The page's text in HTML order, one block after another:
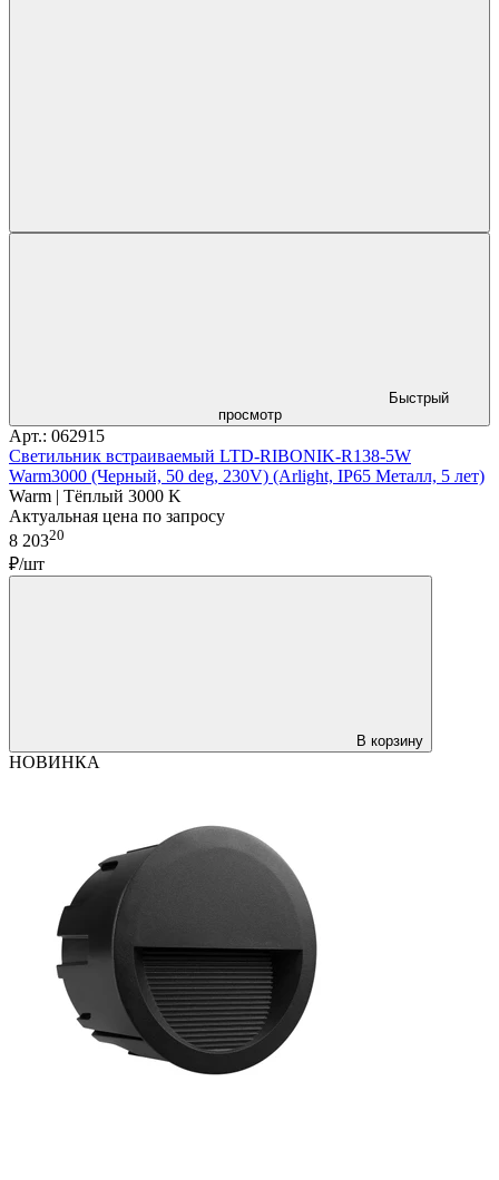
Быстрый
просмотр
Арт.: 062915
Светильник встраиваемый LTD-RIBONIK-R138-5W
Warm3000 (Черный, 50 deg, 230V) (Arlight, IP65 Металл, 5 лет)
Warm | Тёплый 3000 K
Актуальная цена по запросу
8 20320
₽/шт
В корзину
НОВИНКА